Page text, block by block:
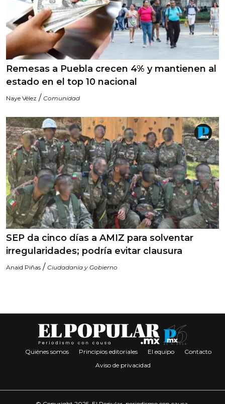
Remesas a Puebla crecen 4% y mantienen al
estado en el top 10 nacional
Naye Vélez / Comunidad
SEP da cinco días a AMIZ para solventar
irregularidades; podría evitar clausura
Anaid Piñas / Ciudadanía y Gobierno
Quiénes somos Principios editoriales El equipo
Contacto
Aviso de privacidad